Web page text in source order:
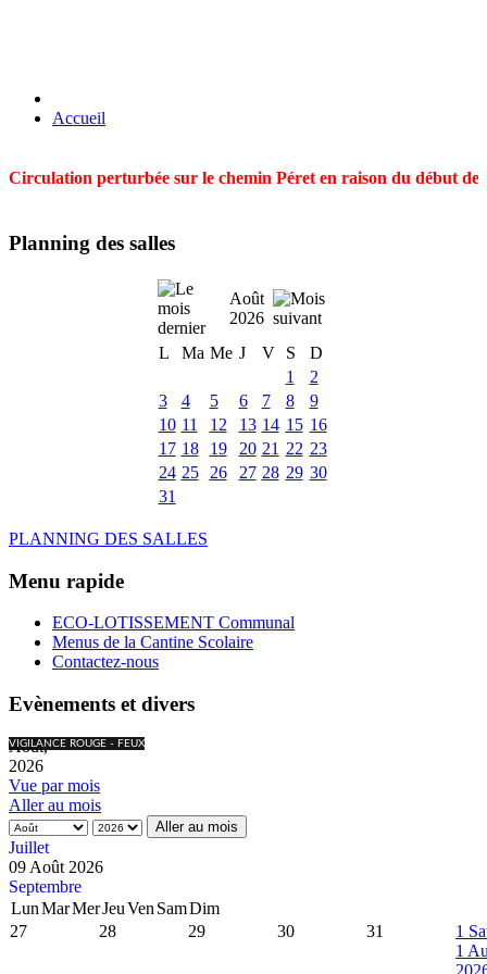
Accueil
Circulation perturbée sur le chemin Péret en raison du début
Planning des salles
Août
2026
L
Ma Me J V S
D
1
2
3
4 5 6 7 8
9
10 11 12 13 14 15 16
17 18 19 20 21 22 23
24 25 26 27 28 29 30
31
PLANNING DES SALLES
Menu rapide
ECO-LOTISSEMENT Communal
Menus de la Cantine Scolaire
Contactez-nous
Evènements et divers
VIGILANCE ROUGE - FEUX
Août,
2026
Vue par mois
Aller au mois
Aller au mois
Juillet
09 Août 2026
Septembre
LunMarMerJeuVen SamDim
27
28 29 30 31 1
1